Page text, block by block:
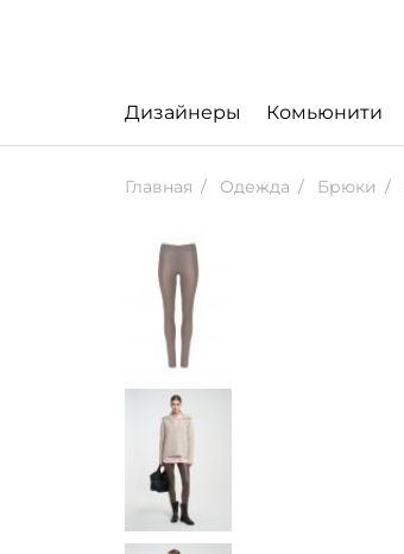
Дизайнеры Комьюнити
Главная Одежда Брюки